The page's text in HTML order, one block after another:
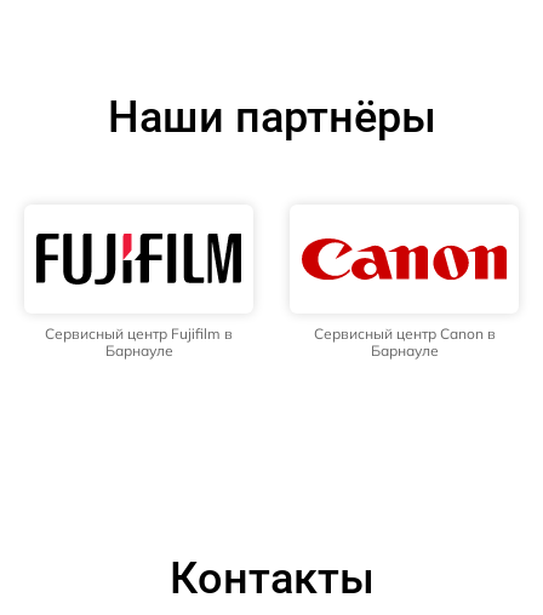
Наши партнёры
Сервисный центр Fujifilm в
Барнауле
Сервисный центр Canon в
Барнауле
Контакты